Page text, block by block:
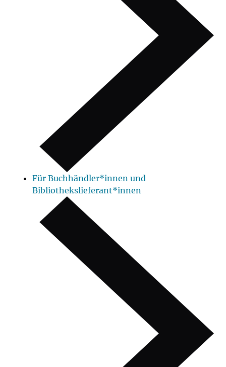
Für Buchhändler*innen und
Bibliothekslieferant*innen